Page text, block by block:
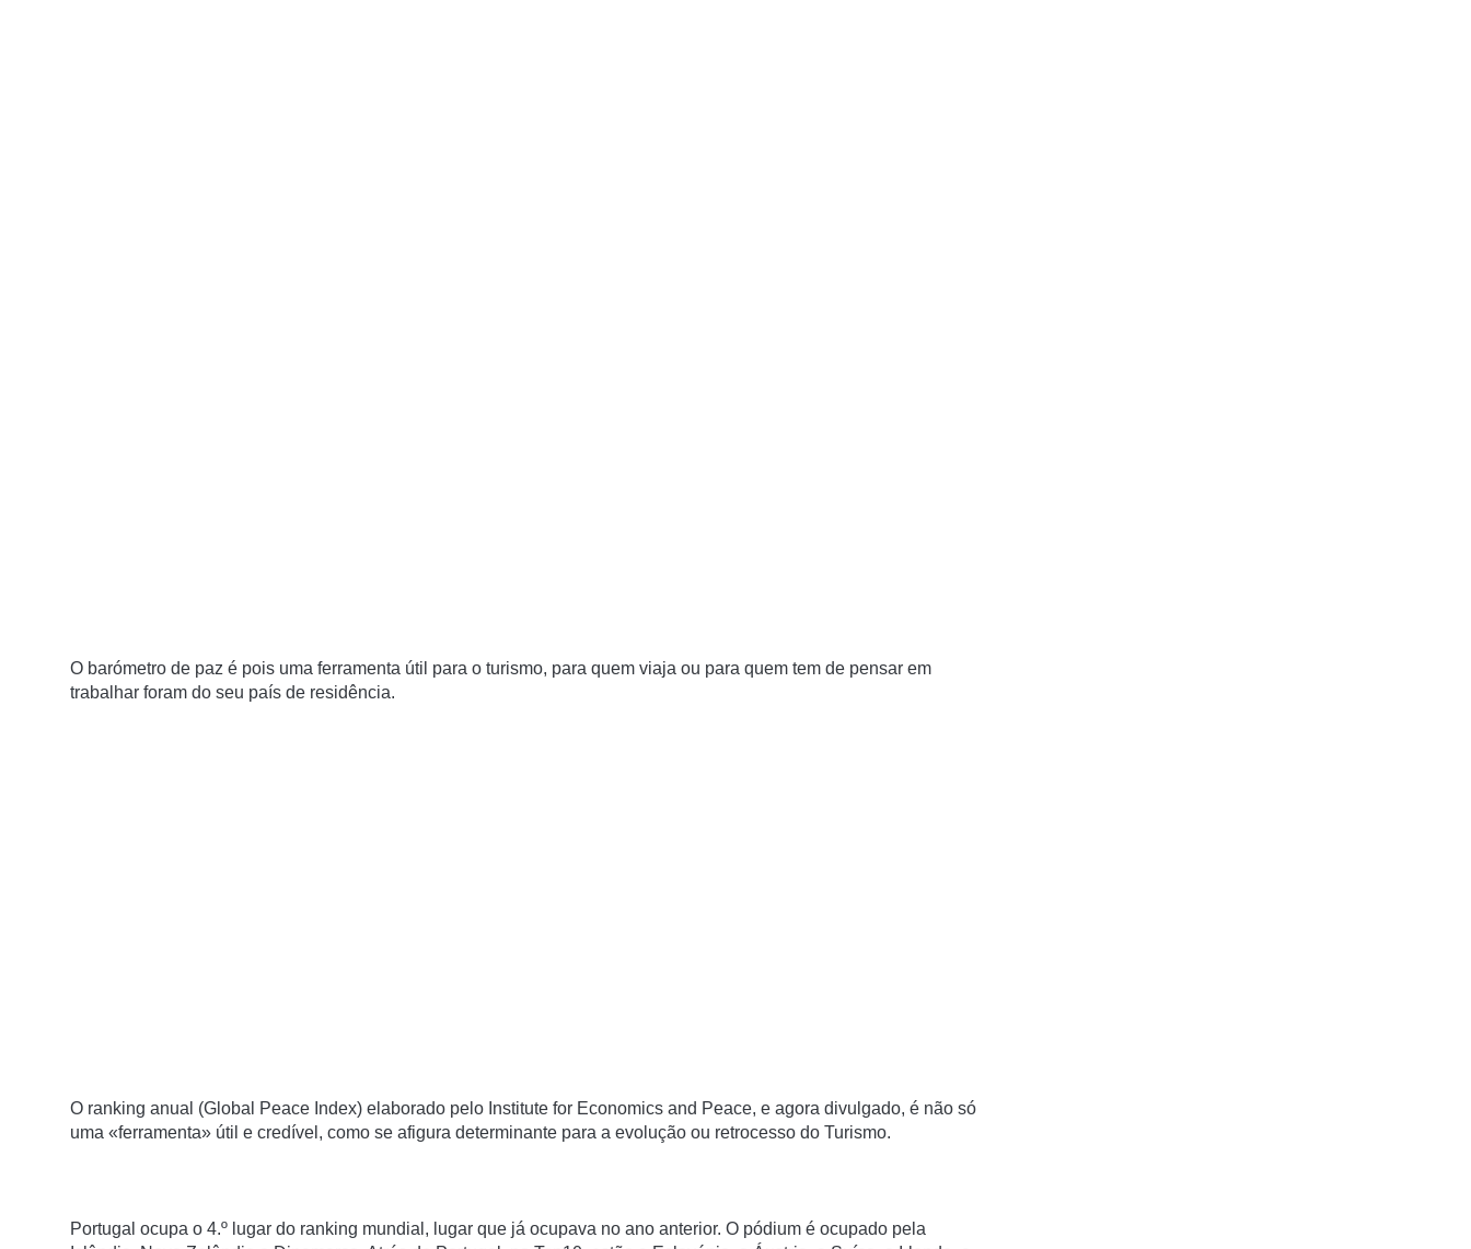
O barómetro de paz é pois uma ferramenta útil para o turismo, para quem viaja ou para quem tem de pensar em
trabalhar foram do seu país de residência.
O ranking anual (Global Peace Index) elaborado pelo Institute for Economics and Peace, e agora divulgado, é não só
uma «ferramenta» útil e credível, como se afigura determinante para a evolução ou retrocesso do Turismo.
Portugal ocupa o 4.º lugar do ranking mundial, lugar que já ocupava no ano anterior. O pódium é ocupado pela